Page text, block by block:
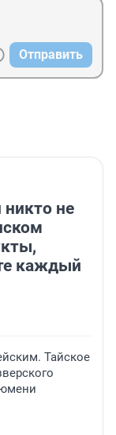
Отправить
никто не
каждый
Тайское